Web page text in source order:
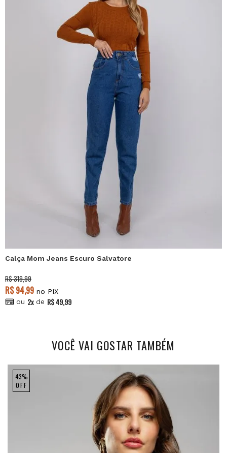
Calça Mom Jeans Escuro Salvatore
R$ 319,99
R$ 94,99 no PIX
ou 2x de R$ 49,99
VOCÊ VAI GOSTAR TAMBÉM
43%
OFF